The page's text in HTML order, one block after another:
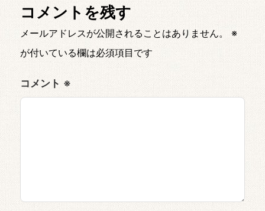
コメントを残す
メールアドレスが公開されることはありません。
※
が付いている欄は必須項目です
コメント ※